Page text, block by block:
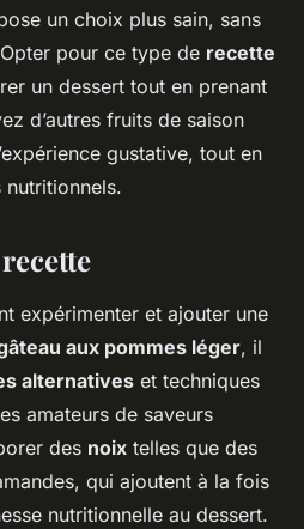
un choix plus sain, sans
pour ce type de recette
un dessert tout en prenant
d’autres fruits de saison
gustative, tout en
expérimenter et ajouter une
aux pommes léger, il
alternatives et techniques
amateurs de saveurs
des noix telles que des
qui ajoutent à la fois
nutritionnelle au dessert.